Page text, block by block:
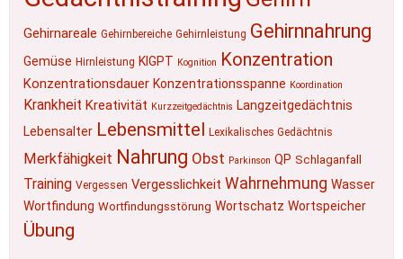
Gehirnareale Gehirnbereiche Gehirnleistung Gehirnnahrung
Gemüse Hirnleistung KIGPT Kognition Konzentration
Konzentrationsdauer Konzentrationsspanne Koordination
Krankheit Kreativität Kurzzeitgedächtnis Langzeitgedächtnis
Lebensalter Lebensmittel Lexikalisches Gedächtnis
Merkfähigkeit Nahrung Obst Parkinson QP Schlaganfall
Training Vergessen Vergesslichkeit Wahrnehmung Wasser
Wortfindung Wortfindungsstörung Wortschatz Wortspeicher
Übung